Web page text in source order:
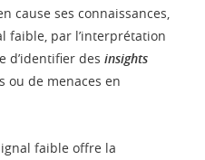
cause ses connaissances,
faible, par l’interprétation
d’identifier des insights
ou de menaces en
faible offre la